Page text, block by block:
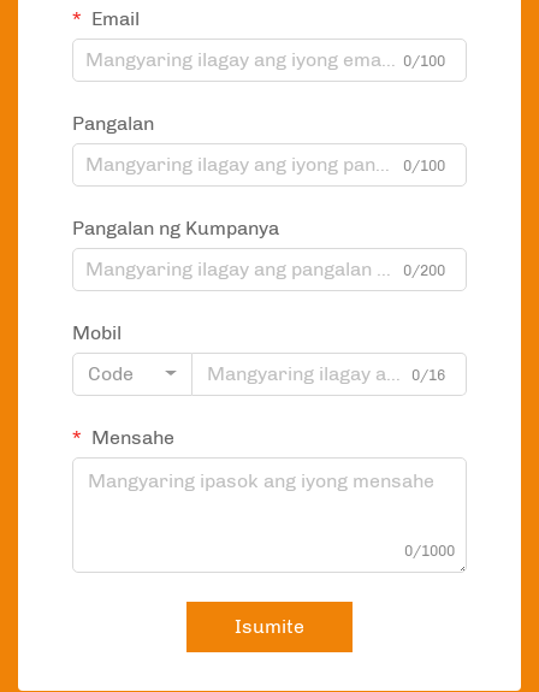
Email
0/100
Pangalan
0/100
Pangalan ng Kumpanya
0/200
Mobil
Code
0/16
Mensahe
0/1000
Isumite